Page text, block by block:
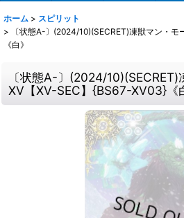
ホーム > スピリット
>
〔状態A-〕(2024/10)(SECRET)凍獣マン・
《白》
〔状態A-〕(2024/10)(SECRET)
XV【XV-SEC】{BS67-XV03}《